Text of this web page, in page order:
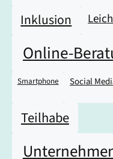
Inklusion
Online-
Smartphone Social
Teilhabe